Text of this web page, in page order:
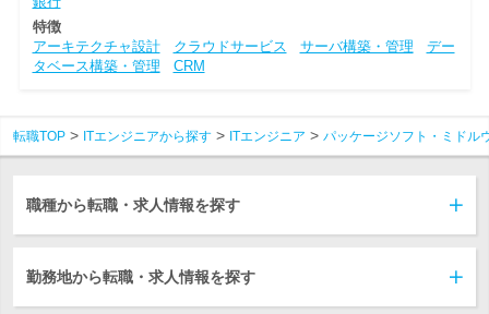
特徴
アーキテクチャ設計
クラウドサービス サーバ構築・管理
デー
タベース構築・管理
CRM
転職TOP ITエンジニアから探す ITエンジニア パッケージソフト・ミドル
職種から転職・求人情報を探す
勤務地から転職・求人情報を探す